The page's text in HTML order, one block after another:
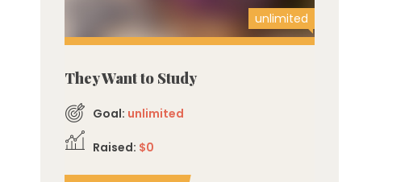
unlimited
They Want to Study
Goal: unlimited
Raised: $0